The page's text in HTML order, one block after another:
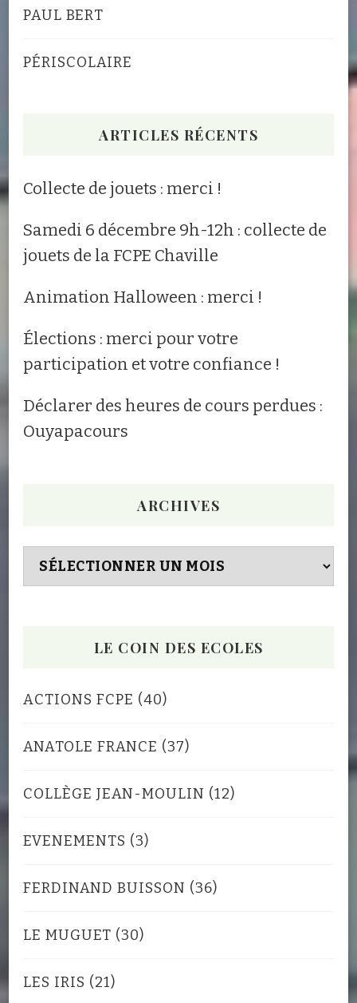
PAUL BERT
PÉRISCOLAIRE
ARTICLES RÉCENTS
Collecte de jouets : merci !
Samedi 6 décembre 9h-12h : collecte de
jouets de la FCPE Chaville
Animation Halloween : merci !
Élections : merci pour votre
participation et votre confiance !
Déclarer des heures de cours perdues :
Ouyapacours
ARCHIVES
Archives
LE COIN DES ECOLES
ACTIONS FCPE (40)
ANATOLE FRANCE (37)
COLLÈGE JEAN-MOULIN (12)
EVENEMENTS (3)
FERDINAND BUISSON (36)
LE MUGUET (30)
LES IRIS (21)